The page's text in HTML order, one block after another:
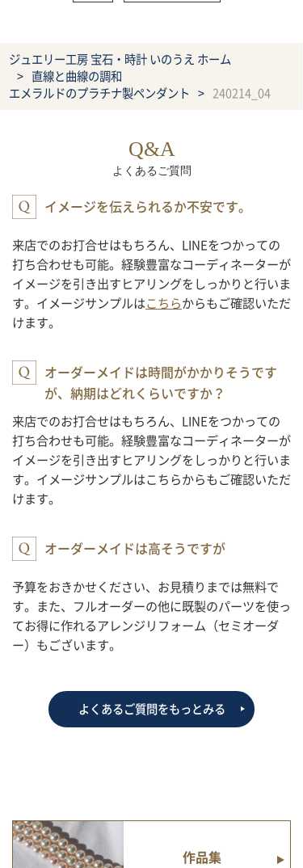
ジュエリー工房 宝石・時計 いのうえ ホーム
直線と曲線の調和
エメラルドのプラチナ製ペンダント
240214_04
Q&A
よくあるご質問
イメージを伝えられるか不安です。
来店でのお打合せはもちろん、LINEをつかっての
打ち合わせも可能。経験豊富なコーディネーターが
イメージを引き出すヒアリングをしっかりと行いま
す。イメージサンプルはこちらからもご確認いただ
けます。
オーダーメイドは時間がかかりそうです
が、納期はどれくらいですか？
来店でのお打合せはもちろん、LINEをつかっての
打ち合わせも可能。経験豊富なコーディネーターが
イメージを引き出すヒアリングをしっかりと行いま
す。イメージサンプルはこちらからもご確認いただ
けます。
オーダーメイドは高そうですが
予算をおきかせください、お見積りまでは無料で
す。また、フルオーダーの他に既製のパーツを使っ
てお得に作れるアレンジリフォーム（セミオーダ
ー）もございます。
よくあるご質問をもっとみる
作品集